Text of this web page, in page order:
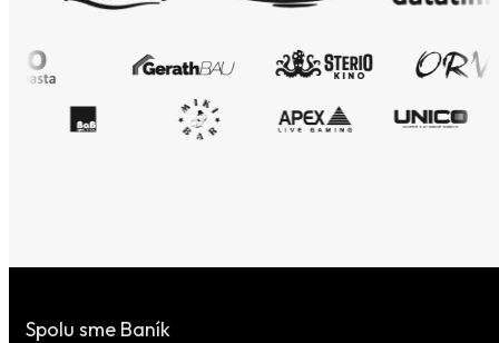
Spolu sme Baník